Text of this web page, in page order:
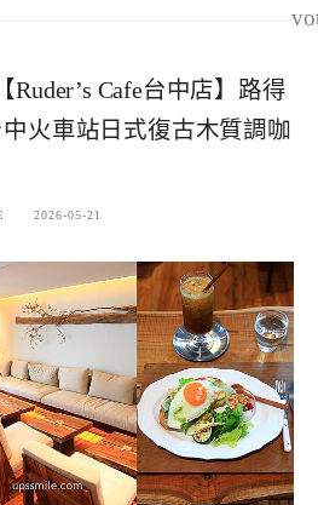
Cafe台中店】路得
火車站日式復古木質調咖
2026-05-21